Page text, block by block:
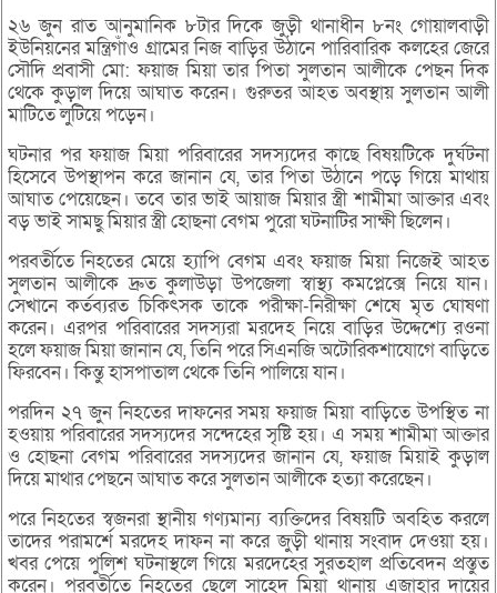
২৬ জুন রাত আনুমানিক ৮টার দিকে জুড়ী থানাধীন ৮নং গোয়ালবাড়ী
ইউনিয়নের মন্ত্রিগাঁও গ্রামের নিজ বাড়ির উঠানে পারিবারিক কলহের জেরে
সৌদি প্রবাসী মো: ফয়াজ মিয়া তার পিতা সুলতান আলীকে পেছন দিক
থেকে কুড়াল দিয়ে আঘাত করেন। গুরুতর আহত অবস্থায় সুলতান আলী
মাটিতে লুটিয়ে পড়েন।
ঘটনার পর ফয়াজ মিয়া পরিবারের সদস্যদের কাছে বিষয়টিকে দুর্ঘটনা
হিসেবে উপস্থাপন করে জানান যে, তার পিতা উঠানে পড়ে গিয়ে মাথায়
আঘাত পেয়েছেন। তবে তার ভাই আয়াজ মিয়ার স্ত্রী শামীমা আক্তার এবং
বড় ভাই সামছু মিয়ার স্ত্রী হোছনা বেগম পুরো ঘটনাটির সাক্ষী ছিলেন।
পরবর্তীতে নিহতের মেয়ে হ্যাপি বেগম এবং ফয়াজ মিয়া নিজেই আহত
সুলতান আলীকে দ্রুত কুলাউড়া উপজেলা স্বাস্থ্য কমপ্লেক্সে নিয়ে যান।
সেখানে কর্তব্যরত চিকিৎসক তাকে পরীক্ষা-নিরীক্ষা শেষে মৃত ঘোষণা
করেন। এরপর পরিবারের সদস্যরা মরদেহ নিয়ে বাড়ির উদ্দেশ্যে রওনা
হলে ফয়াজ মিয়া জানান যে, তিনি পরে সিএনজি অটোরিকশাযোগে বাড়িতে
ফিরবেন। কিন্তু হাসপাতাল থেকে তিনি পালিয়ে যান।
পরদিন ২৭ জুন নিহতের দাফনের সময় ফয়াজ মিয়া বাড়িতে উপস্থিত না
হওয়ায় পরিবারের সদস্যদের সন্দেহের সৃষ্টি হয়। এ সময় শামীমা আক্তার
ও হোছনা বেগম পরিবারের সদস্যদের জানান যে, ফয়াজ মিয়াই কুড়াল
দিয়ে মাথার পেছনে আঘাত করে সুলতান আলীকে হত্যা করেছেন।
পরে নিহতের স্বজনরা স্থানীয় গণ্যমান্য ব্যক্তিদের বিষয়টি অবহিত করলে
তাদের পরামর্শে মরদেহ দাফন না করে জুড়ী থানায় সংবাদ দেওয়া হয়।
খবর পেয়ে পুলিশ ঘটনাস্থলে গিয়ে মরদেহের সুরতহাল প্রতিবেদন প্রস্তুত
করেন। পরবর্তীতে নিহতের ছেলে সাহেদ মিয়া থানায় এজাহার দায়ের